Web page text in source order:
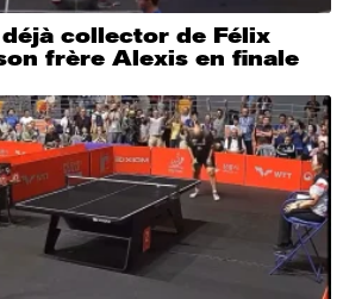
collector de Félix
frère Alexis en finale